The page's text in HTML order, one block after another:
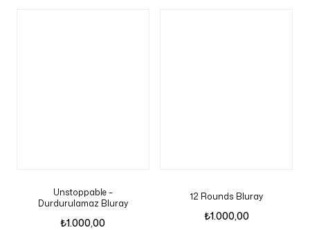
Unstoppable –
Durdurulamaz Bluray
₺1.000,00
12 Rounds Bluray
₺1.000,00